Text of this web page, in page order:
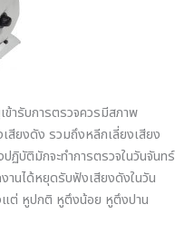
ข้ารับการตรวจควรมีสภาพ
สียงดัง รวมถึงหลีกเลี่ยงเสียง
ฏิบัติมักจะทำการตรวจในวันจันทร์
านได้หยุดรับฟังเสียงดังในวัน
แต่ หูปกติ หูตึงน้อย หูตึงปาน